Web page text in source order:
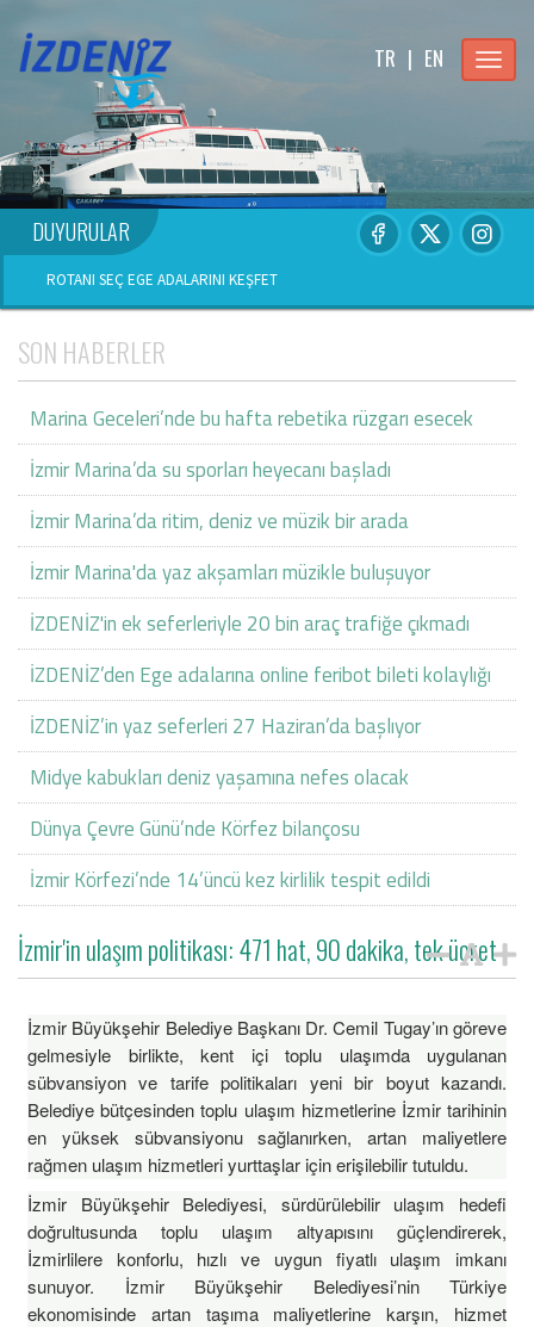
Menu
EN
|
TR
DUYURULAR
ROTANI SEÇ EGE ADALARINI KEŞFET
SON HABERLER
Marina Geceleri’nde bu hafta rebetika rüzgarı esecek
İzmir Marina’da su sporları heyecanı başladı
İzmir Marina’da ritim, deniz ve müzik bir arada
İzmir Marina'da yaz akşamları müzikle buluşuyor
İZDENİZ'in ek seferleriyle 20 bin araç trafiğe çıkmadı
İZDENİZ’den Ege adalarına online feribot bileti kolaylığı
İZDENİZ’in yaz seferleri 27 Haziran’da başlıyor
Midye kabukları deniz yaşamına nefes olacak
Dünya Çevre Günü’nde Körfez bilançosu
İzmir Körfezi’nde 14’üncü kez kirlilik tespit edildi
İzmir'in ulaşım politikası: 471 hat, 90 dakika, tek ücret
İzmir Büyükşehir Belediye Başkanı Dr. Cemil Tugay’ın göreve
gelmesiyle birlikte, kent içi toplu ulaşımda uygulanan
sübvansiyon ve tarife politikaları yeni bir boyut kazandı.
Belediye bütçesinden toplu ulaşım hizmetlerine İzmir tarihinin
en yüksek sübvansiyonu sağlanırken, artan maliyetlere
rağmen ulaşım hizmetleri yurttaşlar için erişilebilir tutuldu.
İzmir Büyükşehir Belediyesi, sürdürülebilir ulaşım hedefi
doğrultusunda toplu ulaşım altyapısını güçlendirerek,
İzmirlilere konforlu, hızlı ve uygun fiyatlı ulaşım imkanı
sunuyor. İzmir Büyükşehir Belediyesi’nin Türkiye
ekonomisinde artan taşıma maliyetlerine karşın, hizmet